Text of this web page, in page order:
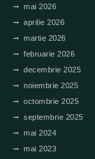
mai 2026
aprilie 2026
martie 2026
februarie 2026
decembrie 2025
noiembrie 2025
octombrie 2025
septembrie 2025
mai 2024
mai 2023